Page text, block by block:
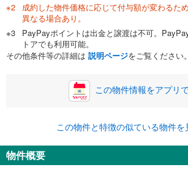
0万円
自己資金から住宅購入にかけられる金額を
い。一般的には物件価格の2割までが目安
閉じる
ボーナス
0円
ナス時の増額分（1回分）を入力してくだ
ボーナス払いの限度額は金融機関によっ
閉じる
月々の返済額
成約した物件価格に応じて付与額が変わるた
異なる場合あり。
PayPayポイントは出金と譲渡は不可。
トアでも利用可能。
その他条件等の詳細は 説明ページをご覧ください。
この物件情報をアプリ
この物件と特徴の似ている物件を
物件概要